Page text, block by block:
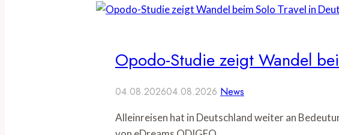
Opodo-Studie zeigt Wandel
04.08.202604.08.2026 News
Alleinreisen hat in Deutschland weiter an